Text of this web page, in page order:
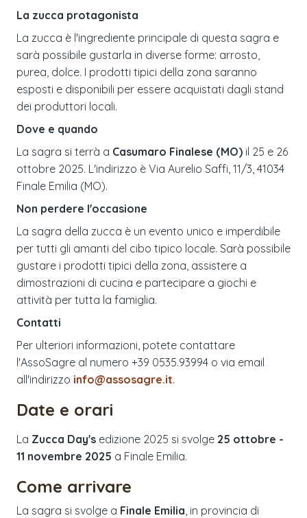
La zucca protagonista
La zucca è l'ingrediente principale di questa sagra e
sarà possibile gustarla in diverse forme: arrosto,
purea, dolce. I prodotti tipici della zona saranno
esposti e disponibili per essere acquistati dagli stand
dei produttori locali.
Dove e quando
La sagra si terrà a Casumaro Finalese (MO) il 25 e 26
ottobre 2025. L'indirizzo è Via Aurelio Saffi, 11/3, 41034
Finale Emilia (MO).
Non perdere l'occasione
La sagra della zucca è un evento unico e imperdibile
per tutti gli amanti del cibo tipico locale. Sarà possibile
gustare i prodotti tipici della zona, assistere a
dimostrazioni di cucina e partecipare a giochi e
attività per tutta la famiglia.
Contatti
Per ulteriori informazioni, potete contattare
l'AssoSagre al numero +39 0535.93994 o via email
all'indirizzo info@assosagre.it.
Date e orari
La Zucca Day's edizione 2025 si svolge 25 ottobre -
11 novembre 2025 a Finale Emilia.
Come arrivare
La sagra si svolge a Finale Emilia , in provincia di